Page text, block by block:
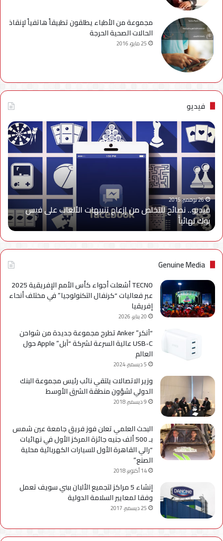
مجموعة من الأطباء يطلقون تطبيقاً هاتفياً لإنقاذ
الحالات الصحية الحرجة
25 مايو، 2016
فيديو
فيديو..
نصائح
للتخلص
من
إزعاج
تنبيهات
الألعاب
على
فيس
بوك
نهائياًَ
26 نوفمبر، 2015
فيديو.. نصائح للتخلص من إزعاج تنبيهات الألعاب على فيس
بوك نهائياًَ
Genuine Media
TECNO أشعلت أجواء كأس الأمم الإفريقية 2025
عبر فعاليات “كرنفال التكنولوجيا” في مختلف أنحاء
إفريقيا
20 يناير، 2026
“آنكر” Anker تطرح مجموعة جديدة من شواحن
USB-C عالية السرعة لشركة “آبل” Apple حول
العالم
5 ديسمبر، 2024
وزير الاتصالات يلتقي نائب رئيس مجموعة البنك
الدولي لشؤون منطقة الشرق الأوسط
9 ديسمبر، 2018
البحث العلمي تعلن فوز فريق جامعة عين شمس
بـ 500 ألف جنيه جائزة المركز الأول في نهائيات
“رالي القاهرة الأول للسيارات الكهربائية محلية
الصنع”
14 أكتوبر، 2018
إنشاء 5 مراكز لتجميع الألبان ببني سويف تعمل
وفقا لمعايير السلامة الدولية
25 ديسمبر، 2017